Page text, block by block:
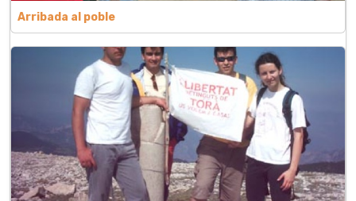
Arribada al poble